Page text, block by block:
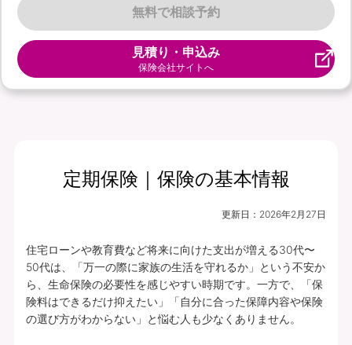
無料で相談予約
見積り・申込み
保険会社サイトへ
定期保険｜保険の基本情報
更新日： 2026年2月27日
住宅ローンや教育費など将来に向けた支出が増える30代〜
50代は、「万一の際に家族の生活を守れるか」という不安か
ら、生命保険の必要性を感じやすい時期です。一方で、「保
険料はできるだけ抑えたい」「自分に合った保障内容や保険
の選び方がわからない」と悩む人も少なくありません。